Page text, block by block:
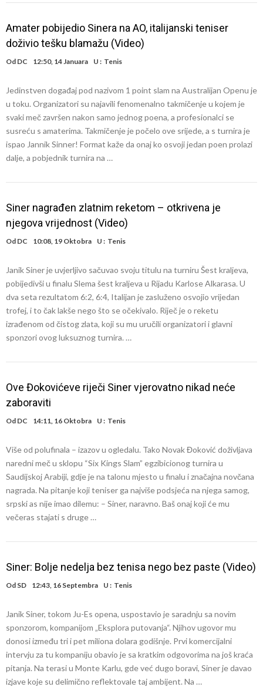
Amater pobijedio Sinera na AO, italijanski teniser
doživio tešku blamažu (Video)
Od DC 12:50, 14 Januara U : Tenis
Jedinstven događaj pod nazivom 1 point slam na Australijan Openu je
u toku. Organizatori su najavili fenomenalno takmičenje u kojem je
svaki meč završen nakon samo jednog poena, a profesionalci se
susreću s amaterima. Takmičenje je počelo ove srijede, a s turnira je
ispao Jannik Sinner! Format kaže da onaj ko osvoji jedan poen prolazi
dalje, a pobjednik turnira na …
Siner nagrađen zlatnim reketom – otkrivena je
njegova vrijednost (Video)
Od DC 10:08, 19 Oktobra U : Tenis
Janik Siner je uvjerljivo sačuvao svoju titulu na turniru Šest kraljeva,
pobijedivši u finalu Slema šest kraljeva u Rijadu Karlose Alkarasa. U
dva seta rezultatom 6:2, 6:4, Italijan je zasluženo osvojio vrijedan
trofej, i to čak lakše nego što se očekivalo. Riječ je o reketu
izrađenom od čistog zlata, koji su mu uručili organizatori i glavni
sponzori ovog luksuznog turnira. …
Ove Đokovićeve riječi Siner vjerovatno nikad neće
zaboraviti
Od DC 14:11, 16 Oktobra U : Tenis
Više od polufinala – izazov u ogledalu. Tako Novak Đoković doživljava
naredni meč u sklopu “Six Kings Slam” egzibicionog turnira u
Saudijskoj Arabiji, gdje je na talonu mjesto u finalu i značajna novčana
nagrada. Na pitanje koji teniser ga najviše podsjeća na njega samog,
srpski as nije imao dilemu: – Siner, naravno. Baš onaj koji će mu
večeras stajati s druge …
Siner: Bolje nedelja bez tenisa nego bez paste (Video)
Od SD 12:43, 16 Septembra U : Tenis
Janik Siner, tokom Ju-Es opena, uspostavio je saradnju sa novim
sponzorom, kompanijom „Eksplora putovanja“. Njihov ugovor mu
donosi između tri i pet miliona dolara godišnje. Prvi komercijalni
intervju za tu kompaniju obavio je sa kratkim odgovorima na još kraća
pitanja. Na terasi u Monte Karlu, gde već dugo boravi, Siner je davao
izjave koje su delimično reflektovale taj ambijent. Na …